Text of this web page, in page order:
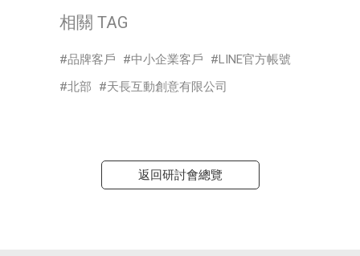
相關 TAG
品牌客戶 中小企業客戶
LINE官方帳號
北部
天長互動創意有限公司
返回研討會總覽